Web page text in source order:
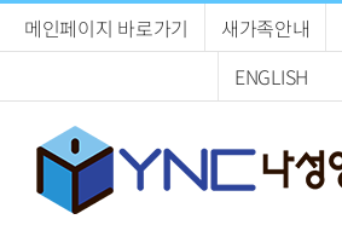
메인페이지 바로가기 새가족안내
ENGLISH